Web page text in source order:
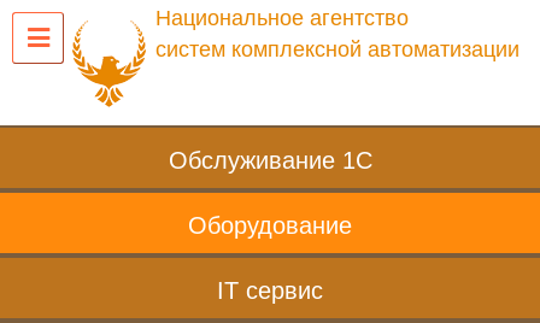
Национальное агентство
систем комплексной автоматизации
Обслуживание 1С
Оборудование
IT сервис